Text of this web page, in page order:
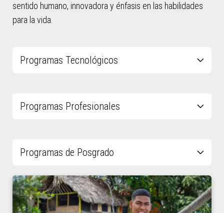
sentido humano, innovadora y énfasis en las habilidades
para la vida.
Programas Tecnológicos
Programas Profesionales
Programas de Posgrado